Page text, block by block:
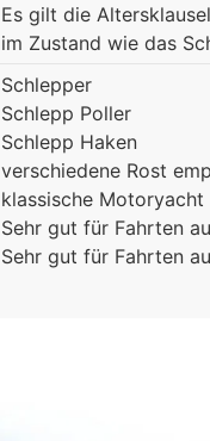
Es gilt die
im Zustand wie das
Schlepper
Schlepp Poller
Schlepp Haken
verschiedene Rost
klassische Motoryacht
Sehr gut für Fahrten
Sehr gut für Fahrten